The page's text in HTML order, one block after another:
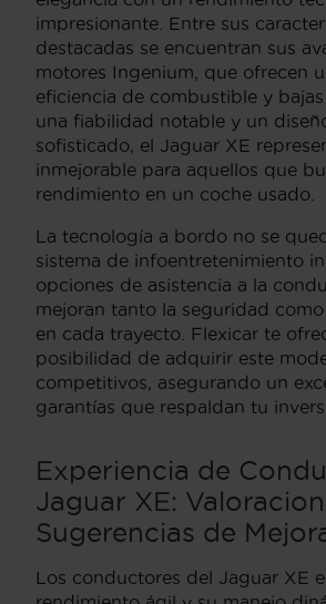
impresionante. Entre sus
destacadas se encuentran sus
motores Ingenium, que ofrecen
eficiencia de combustible y
una fiabilidad notable y un
sofisticado, el Jaguar XE
inmejorable para aquellos que
rendimiento en un coche usado.
La tecnología a bordo no se
sistema de infoentretenimiento
opciones de asistencia a la
mejoran tanto la seguridad
en cada trayecto. Flexicar te
posibilidad de adquirir este
competitivos, asegurando un
garantías que respaldan tu
Experiencia de
Jaguar XE:
Sugerencias de
Los conductores del Jaguar XE